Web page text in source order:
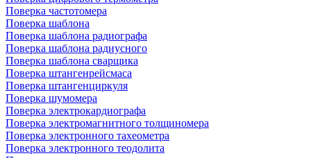
Поверка частотомера
Поверка шаблона
Поверка шаблона радиографа
Поверка шаблона радиусного
Поверка шаблона сварщика
Поверка штангенрейсмаса
Поверка штангенциркуля
Поверка шумомера
Поверка электрокардиографа
Поверка электромагнитного толщиномера
Поверка электронного тахеометра
Поверка электронного теодолита